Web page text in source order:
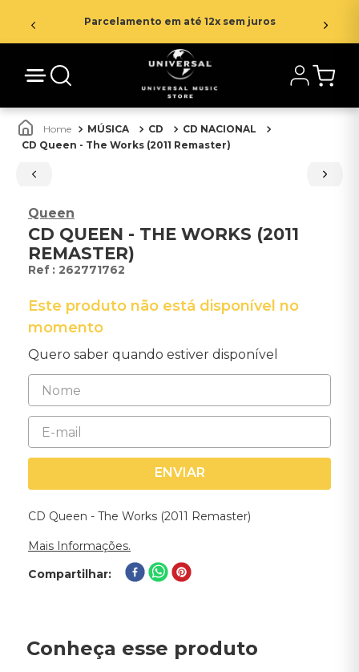
Parcelamento em até 12x sem juros
MÚSICA CD
CD NACIONAL
CD Queen - The Works (2011 Remaster)
Queen
CD QUEEN - THE WORKS (2011
REMASTER)
: 262771762
Este produto não está disponível no
momento
Quero saber quando estiver disponível
ENVIAR
CD Queen - The Works (2011 Remaster)
Mais Informações.
Compartilhar
Conheça esse produto